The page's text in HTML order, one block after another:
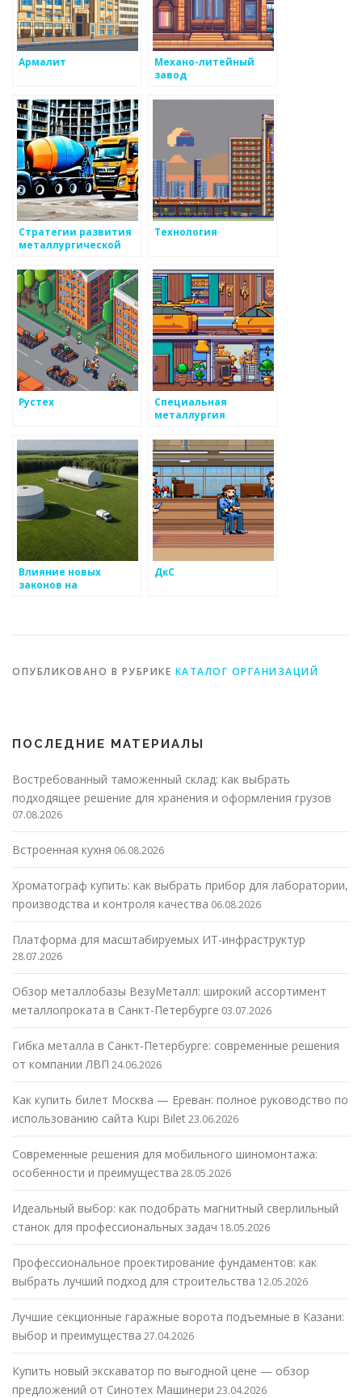
Армалит
Механо-литейный
завод
Стратегии развития
металлургической
Технология
Рустех
Специальная
металлургия
Влияние новых
законов на
ДкС
ОПУБЛИКОВАНО В РУБРИКЕ КАТАЛОГ ОРГАНИЗАЦИЙ
ПОСЛЕДНИЕ МАТЕРИАЛЫ
Востребованный таможенный склад: как выбрать
подходящее решение для хранения и оформления грузов
07.08.2026
Встроенная кухня 06.08.2026
Хроматограф купить: как выбрать прибор для лаборатории,
производства и контроля качества 06.08.2026
Платформа для масштабируемых ИТ-инфраструктур
28.07.2026
Обзор металлобазы ВезуМеталл: широкий ассортимент
металлопроката в Санкт-Петербурге 03.07.2026
Гибка металла в Санкт-Петербурге: современные решения
от компании ЛВП 24.06.2026
Как купить билет Москва — Ереван: полное руководство по
использованию сайта Kupi Bilet23.06.2026
Современные решения для мобильного шиномонтажа:
особенности и преимущества 28.05.2026
Идеальный выбор: как подобрать магнитный сверлильный
станок для профессиональных задач 18.05.2026
Профессиональное проектирование фундаментов: как
выбрать лучший подход для строительства 12.05.2026
Лучшие секционные гаражные ворота подъемные в Казани:
выбор и преимущества 27.04.2026
Купить новый экскаватор по выгодной цене — обзор
предложений от Синотех Машинери 23.04.2026